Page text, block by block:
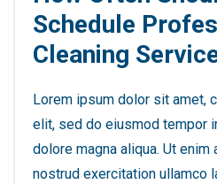
Schedule
Cleaning
Lorem ipsum dolor sit amet,
elit, sed do eiusmod tempor
dolore magna aliqua. Ut enim
nostrud exercitation ullamco